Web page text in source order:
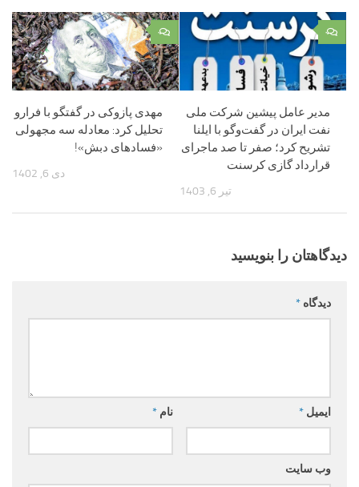
۰
مهدی پازوکی در گفتگو با فرارو
تحلیل کرد: معادله سه مجهولی
«فسادهای دبش»!
دی 6, 1402
۰
مدیر عامل پیشین شرکت ملی
نفت ایران در گفت‌وگو با ایلنا
تشریح کرد؛ صفر تا صد ماجرای
قرارداد گازی کرسنت
تیر 6, 1403
دیدگاهتان را بنویسید
دیدگاه *
نام * ایمیل *
وب‌ سایت